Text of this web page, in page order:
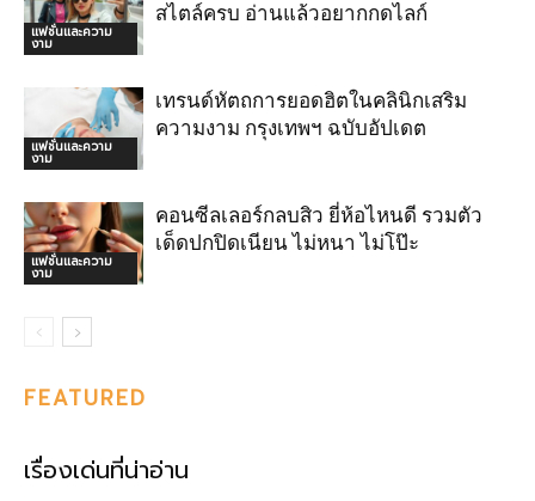
แฟชั่นและความ
งาม
สไตล์ครบ อ่านแล้วอยากกดไลก์
แฟชั่นและความ
งาม
เทรนด์หัตถการยอดฮิตในคลินิกเสริม
ความงาม กรุงเทพฯ ฉบับอัปเดต
แฟชั่นและความ
งาม
คอนซีลเลอร์กลบสิว ยี่ห้อไหนดี รวมตัว
เด็ดปกปิดเนียน ไม่หนา ไม่โป๊ะ
FEATURED
เรื่องเด่นที่น่าอ่าน